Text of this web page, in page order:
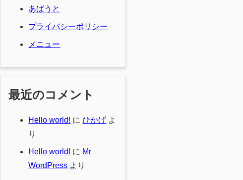
あばうと
プライバシーポリシー
メニュー
最近のコメント
Hello world! にひかげ よ
り
Hello world! に Mr
WordPress より